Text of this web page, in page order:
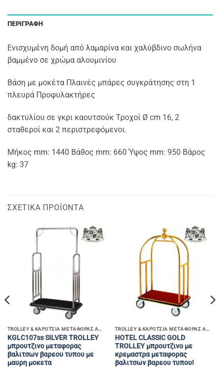
ΠΕΡΙΓΡΑΦΉ
Ενισχυμένη δομή από λαμαρίνα και χαλύβδινο σωλήνα
βαμμένο σε χρώμα αλουμινίου
Βάση με μοκέτα Πλαινές μπάρες συγκράτησης στη 1
πλευρά Προφυλακτήρες
δακτυλίου σε γκρι καουτσούκ Τροχοί Ø cm 16, 2
σταθεροί και 2 περιστρεφόμενοι.
Μήκος mm: 1440 Βάθος mm: 660 Ύψος mm: 950 Βάρος
kg: 37
ΣΧΕΤΙΚΆ ΠΡΟΪΌΝΤΑ
TROLLEY & ΚΑΡΟΤΣΙΑ ΜΕΤΑΦΟΡΆΣ ΑΠΟΣΚΕΥΏΝ
KGLC107ss SILVER TROLLEY
μπρουτζινο μεταφορας
βαλιτσων βαρεου τυπου με
μαυρη μοκετα
TROLLEY & ΚΑΡΟΤΣΙΑ ΜΕΤΑΦΟΡΆΣ ΑΠΟΣΚΕΥΏΝ
HOTEL CLASSIC GOLD
TROLLEY μπρουτζινο με
κρεμαστρα μεταφορας
βαλιτσων βαρεου τυπου!